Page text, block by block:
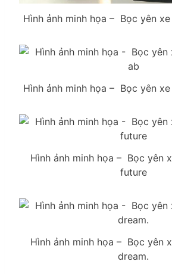
Hình ảnh minh họa – Bọc yên
Hình ảnh minh họa – Bọc yên
Hình ảnh minh họa – Bọc yên
future
Hình ảnh minh họa – Bọc yên
dream.